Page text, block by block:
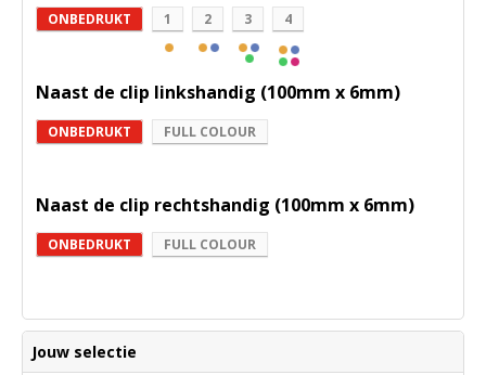
ONBEDRUKT 1 2 3 4
Naast de clip linkshandig (100mm x 6mm)
ONBEDRUKT FULL COLOUR
Naast de clip rechtshandig (100mm x 6mm)
ONBEDRUKT FULL COLOUR
Jouw selectie